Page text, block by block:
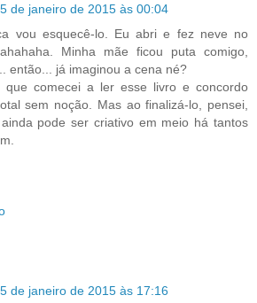
de janeiro de 2015 às 00:04
vou esquecê-lo. Eu abri e fez neve no
Minha mãe ficou puta comigo,
então... já imaginou a cena né?
que comecei a ler esse livro e concordo
sem noção. Mas ao finalizá-lo, pensei,
pode ser criativo em meio há tantos
de janeiro de 2015 às 17:16